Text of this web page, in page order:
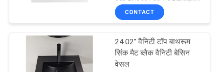
CONTACT
24.02" वैनिटी टॉप बाथरूम
सिंक मैट ब्लैक वैनिटी बेसिन
वेसल